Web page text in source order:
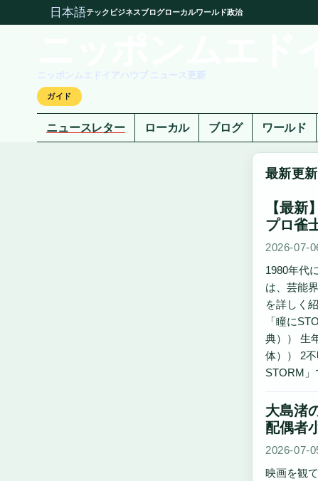
日本語テック ビジネスブログローカルワールド政治
ニッポンムエドイアハウブ ニュース更新
ガイド
ニュースレター ローカル ブログ ワールド
最新更新
【最
プロ雀
2026-07-
1980年代
は、芸能
を詳しく
「瞳に
典）） 生
体）） 2
STORM
大島渚
配偶者
2026-07-
映画を観